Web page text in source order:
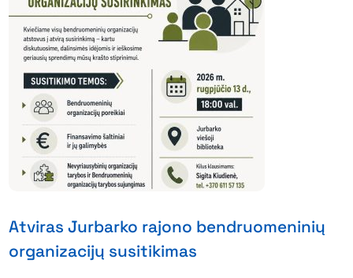
Atviras Jurbarko rajono bendruomeninių
organizacijų susitikimas